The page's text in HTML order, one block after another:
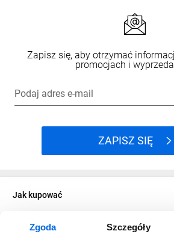
Zgoda Szczegóły
Zapisz się, aby otrzymać
promocjach i
Podaj adres e-mail
ZAPISZ SIĘ
Jak kupować
O firmie